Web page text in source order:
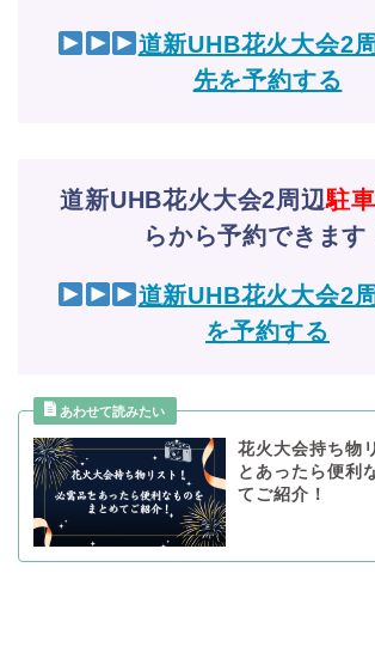
道新UHB花火大会2
先を予約する
道新UHB花火大会2周辺駐
らから予約できます
道新UHB花火大会2
を予約する
花火大会持ち物
とあったら便利
てご紹介！